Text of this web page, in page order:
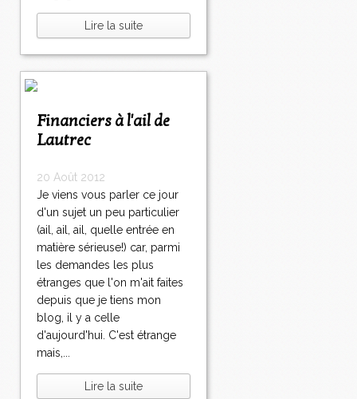
Lire la suite
Financiers à l'ail de
Lautrec
20 Août 2012
Je viens vous parler ce jour
d'un sujet un peu particulier
(ail, ail, ail, quelle entrée en
matière sérieuse!) car, parmi
les demandes les plus
étranges que l'on m'ait faites
depuis que je tiens mon
blog, il y a celle
d'aujourd'hui. C'est étrange
mais,...
Lire la suite